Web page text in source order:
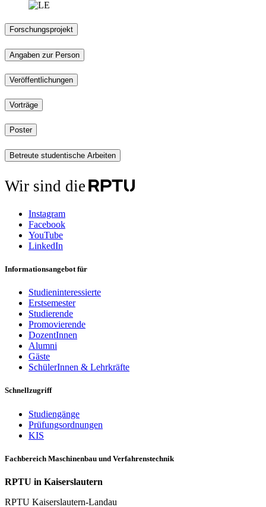
Forschungsprojekt
Angaben zur Person
Veröffentlichungen
Vorträge
Poster
Betreute studentische Arbeiten
Wir sind die
Instagram
Facebook
YouTube
LinkedIn
Informationsangebot für
Studieninteressierte
Erstsemester
Studierende
Promovierende
DozentInnen
Alumni
Gäste
SchülerInnen & Lehrkräfte
Schnellzugriff
Studiengänge
Prüfungsordnungen
KIS
Fachbereich Maschinenbau und Verfahrenstechnik
RPTU in Kaiserslautern
RPTU Kaiserslautern-Landau